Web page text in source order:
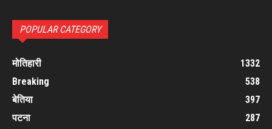
POPULAR CATEGORY
मोतिहारी
1332
Breaking
538
बेतिया
397
पटना
287